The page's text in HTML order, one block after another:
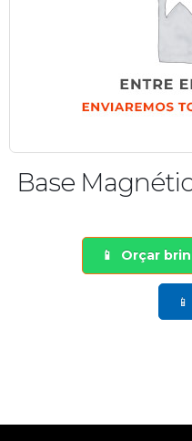
Magnética c\
Orçar brindes